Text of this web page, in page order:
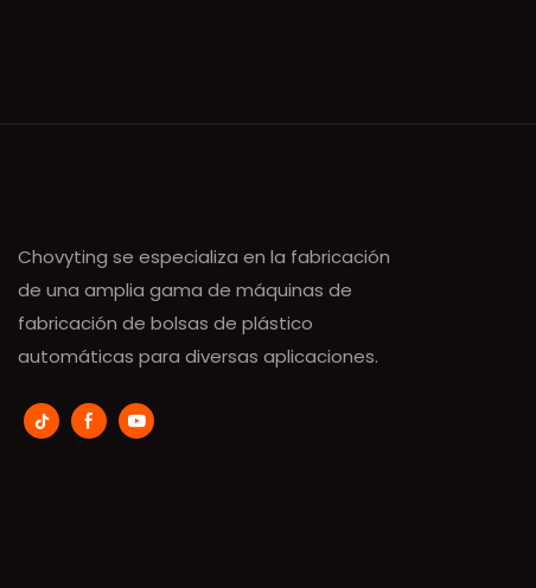
Chovyting se especializa en la fabricación
de una amplia gama de máquinas de
fabricación de bolsas de plástico
automáticas para diversas aplicaciones.